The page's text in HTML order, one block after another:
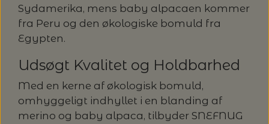
Sydamerika, mens baby alpacaen kommer
fra Peru og den økologiske bomuld fra
Egypten.
Udsøgt Kvalitet og Holdbarhed
Med en kerne af økologisk bomuld,
omhyggeligt indhyllet i en blanding af
merino og baby alpaca, tilbyder SNEFNUG